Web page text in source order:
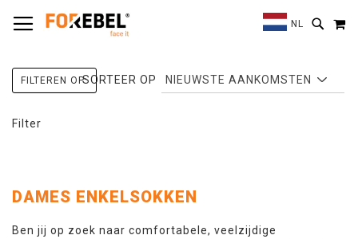
NL
DAMES ENKELSOKKEN
Ben jij op zoek naar comfortabele, veelzijdige
SORTEER OP
Filter
FILTEREN OP: